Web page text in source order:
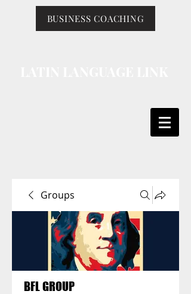
BUSINESS COACHING
Groups
BFL GROUP